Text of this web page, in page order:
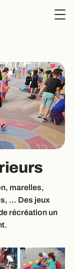
marelles,
... Des jeux
récréation un